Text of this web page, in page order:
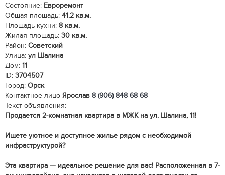
Состояние: Евроремонт
Общая площадь: 41.2 кв.м.
Площадь кухни: 8 кв.м.
Жилая площадь: 30 кв.м.
Район: Советский
Улица: ул Шалина
Дом: 11
ID: 3704507
Город: Орск
Контактное лицо Ярослав 8 (906) 848 68 68
Текст объявления:
Продается 2-комнатная квартира в МЖК на ул. Шалина, 11!
Ищете уютное и доступное жилье рядом с необходимой
инфраструктурой?
Эта квартира — идеальное решение для вас! Расположенная в 7-